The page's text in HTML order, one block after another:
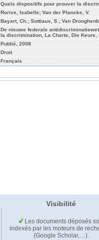
Quels dispositifs pour prouver la
Rorive, Isabelle; Van der Plancke, V.
Bayart, Ch.; Sottiaux, S.; Van
De nieuwe federale
la discrimination, La Charte, Die
Publié, 2008
Droit
Français
Visibilité
Les documents déposés
indexés par les moteurs de
(Google Scholar,…).